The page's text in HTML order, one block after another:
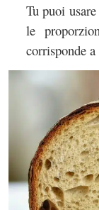
Tu puoi
le
corrisponde